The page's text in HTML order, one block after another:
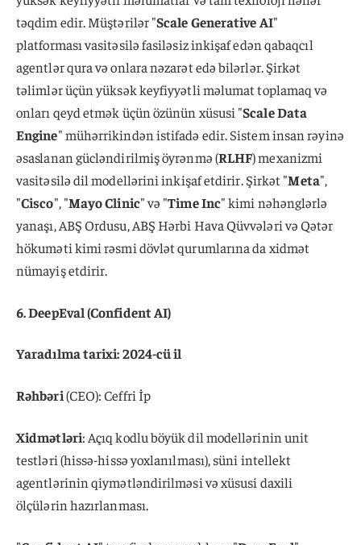
təqdim edir. Müştərilər "Scale Generative AI"
platforması vasitəsilə fasiləsiz inkişaf edən qabaqcıl
agentlər qura və onlara nəzarət edə bilərlər. Şirkət
təlimlər üçün yüksək keyfiyyətli məlumat toplamaq və
onları qeyd etmək üçün özünün xüsusi "Scale Data
Engine" mühərrikindən istifadə edir. Sistem insan rəyinə
əsaslanan gücləndirilmiş öyrənmə (RLHF) mexanizmi
vasitəsilə dil modellərini inkişaf etdirir. Şirkət "Meta",
"Cisco", "Mayo Clinic" və "Time Inc" kimi nəhənglərlə
yanaşı, ABŞ Ordusu, ABŞ Hərbi Hava Qüvvələri və Qətər
hökuməti kimi rəsmi dövlət qurumlarına da xidmət
nümayiş etdirir.
6. DeepEval (Confident AI)
Yaradılma tarixi: 2024-cü il
Rəhbəri(CEO): Ceffri İp
Xidmətləri: Açıq kodlu böyük dil modellərinin unit
testləri (hissə-hissə yoxlanılması), süni intellekt
agentlərinin qiymətləndirilməsi və xüsusi daxili
ölçülərin hazırlanması.